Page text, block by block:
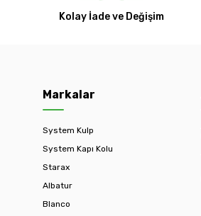
Kolay İade ve Değişim
Markalar
System Kulp
System Kapı Kolu
Starax
Albatur
Blanco